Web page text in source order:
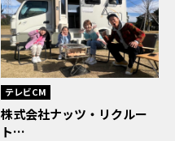
テレビCM
株式会社ナッツ・リクルー
ト…